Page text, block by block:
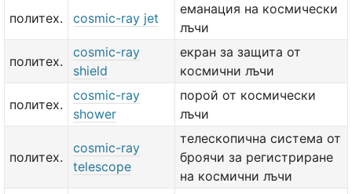
политех. cosmic-ray jet
еманация на космически
лъчи
политех.
cosmic-ray
shield
екран за защита от
космични лъчи
политех.
cosmic-ray
shower
порой от космически
лъчи
политех.
cosmic-ray
telescope
телескопична система от
броячи за регистриране
на космични лъчи